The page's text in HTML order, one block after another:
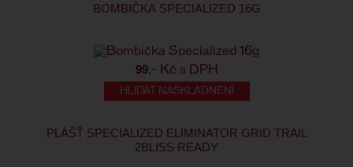
BOMBIČKA SPECIALIZED 16G
99,- Kč s DPH
HLÍDAT NASKLADNĚNÍ
PLÁŠŤ SPECIALIZED ELIMINATOR GRID TRAIL
2BLISS READY